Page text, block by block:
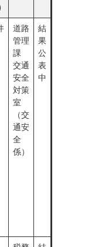
道路
管理
課
交通
安全
対策
室
（交
通安
全
係）
結
果
公
表
中